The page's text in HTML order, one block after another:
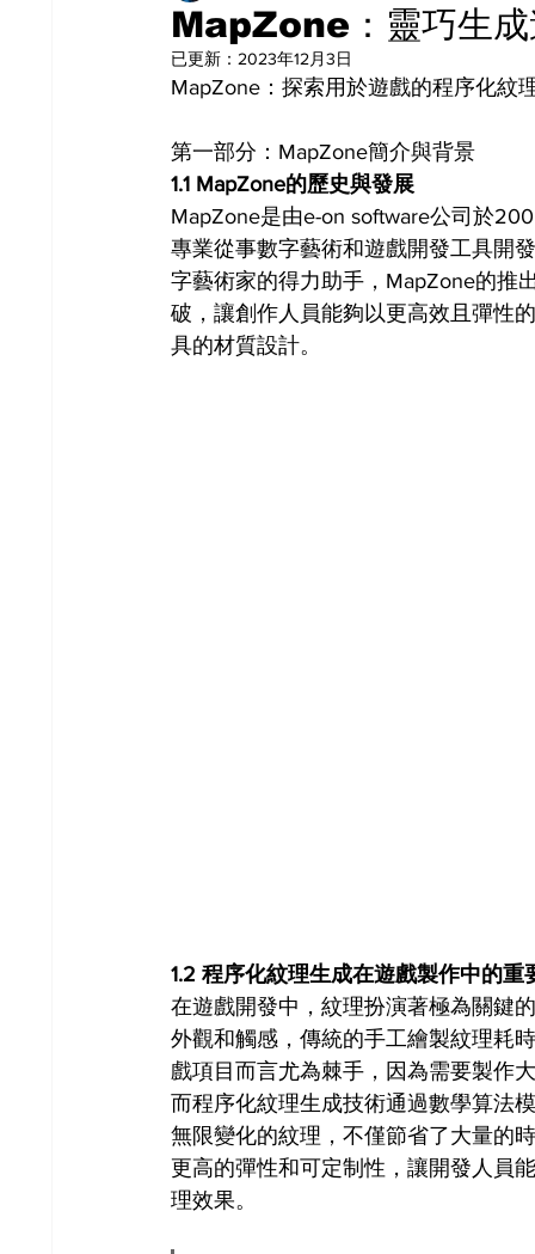
MapZone：靈巧生成
已更新： 2023年12月3日
MapZone：探索用於遊戲的程序化紋
第一部分：MapZone簡介與背景
1.1 MapZone的歷史與發展
MapZone是由e-on software公司於
專業從事數字藝術和遊戲開發工具開
字藝術家的得力助手，MapZone的推
破，讓創作人員能夠以更高效且彈性
具的材質設計。
1.2 程序化紋理生成在遊戲製作中的重
在遊戲開發中，紋理扮演著極為關鍵
外觀和觸感，傳統的手工繪製紋理耗
戲項目而言尤為棘手，因為需要製作
而程序化紋理生成技術通過數學算法
無限變化的紋理，不僅節省了大量的
更高的彈性和可定制性，讓開發人員
理效果。